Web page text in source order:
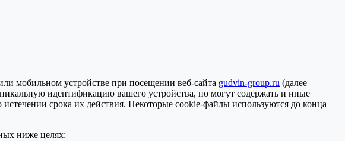
мобильном устройстве при посещении веб-сайта gudvin-group.ru (далее –
идентификацию вашего устройства, но могут содержать и иные
срока их действия. Некоторые сookie-файлы используются до конца
ниже целях: